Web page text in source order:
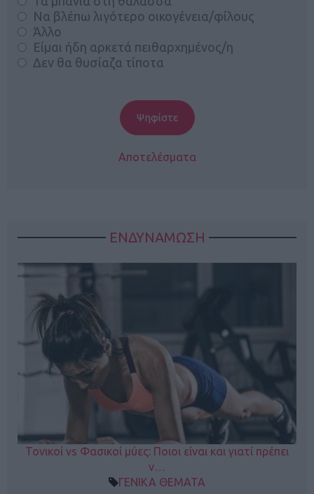
Να βλέπω λιγότερο οικογένεια/φίλους
Άλλο
Είμαι ήδη αρκετά πειθαρχημένος/η
Δεν θα θυσίαζα τίποτα
Αποτελέσματα
ΕΝΔΥΝΑΜΩΣΗ
Τονικοί vs Φασικοί μύες: Ποιοι είναι και γιατί πρέπει
ν…
ΓΕΝΙΚΑ ΘΕΜΑΤΑ